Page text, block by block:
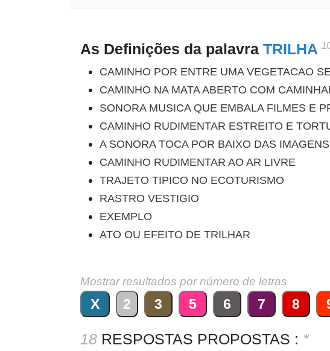
As Definições da palavra TRILHA
CAMINHO POR ENTRE UMA VEGETACAO
CAMINHO NA MATA ABERTO COM
SONORA MUSICA QUE EMBALA FILMES E
CAMINHO RUDIMENTAR ESTREITO E
A SONORA TOCA POR BAIXO DAS IMAGENS
CAMINHO RUDIMENTAR AO AR LIVRE
TRAJETO TIPICO NO ECOTURISMO
RASTRO VESTIGIO
EXEMPLO
ATO OU EFEITO DE TRILHAR
Mostrar resultados por número de letras
X 2 3 5 6 7 8
18 RESPOSTAS PROPOSTAS : *